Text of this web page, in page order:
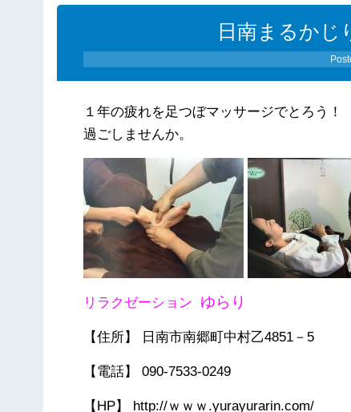
日南まるかじ
１年の疲れを足つぼマッサージでとろう
過ごしませんか。
リラクゼーション ゆらり
【住所】 日南市南郷町中村乙4851－5
【電話】 090-7533-0249
【HP】 http://ｗｗｗ.yurayurarin.com/